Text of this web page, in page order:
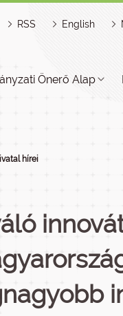
RSS English
Önerő Alap
hírei